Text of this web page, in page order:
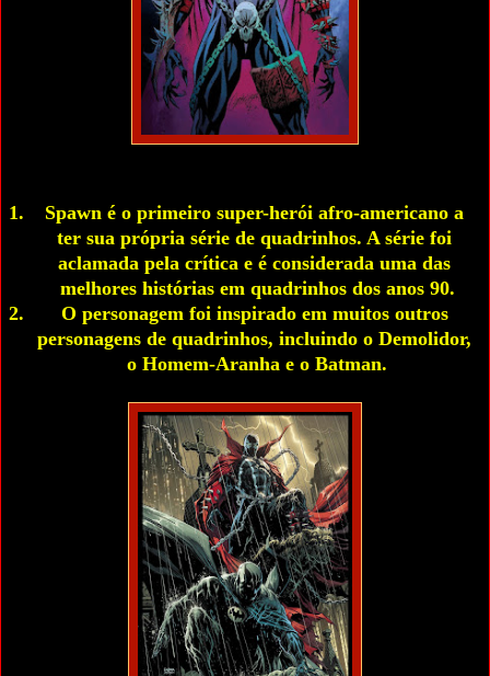
Spawn é o primeiro super-herói afro-americano a
ter sua própria série de quadrinhos. A série foi
aclamada pela crítica e é considerada uma das
melhores histórias em quadrinhos dos anos 90.
O personagem foi inspirado em muitos outros
personagens de quadrinhos, incluindo o Demolidor,
o Homem-Aranha e o Batman.